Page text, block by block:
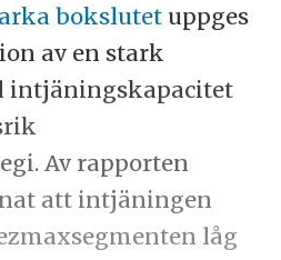
bokslutetuppges
av en stark
intjäningskapacitet
Av rapporten
att intjäningen
låg